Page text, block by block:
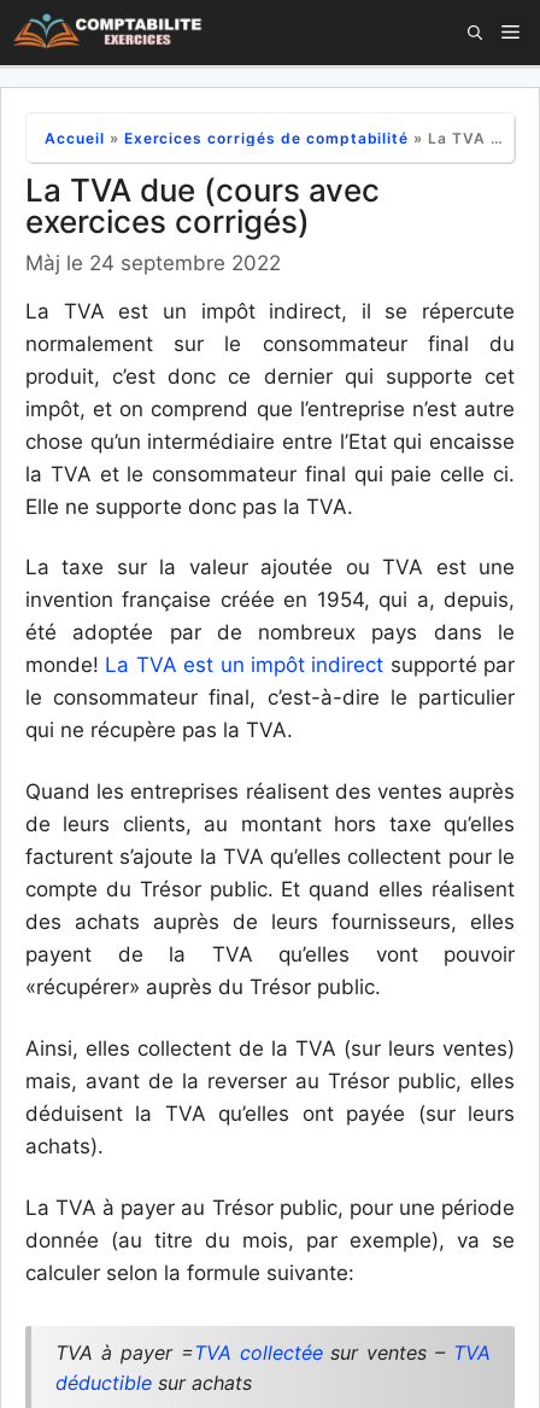
Aller
au
Accueil » Exercices corrigés de comptabilité » La TVA due (cours avec exercices corrigés)
La TVA due (cours avec
exercices corrigés)
Màj le 24 septembre 2022
La TVA est un impôt indirect, il se répercute
normalement sur le consommateur final du
produit, c’est donc ce dernier qui supporte cet
impôt, et on comprend que l’entreprise n’est autre
chose qu’un intermédiaire entre l’Etat qui encaisse
la TVA et le consommateur final qui paie celle ci.
Elle ne supporte donc pas la TVA.
La taxe sur la valeur ajoutée ou TVA est une
invention française créée en 1954, qui a, depuis,
été adoptée par de nombreux pays dans le
monde! La TVA est un impôt indirect supporté par
le consommateur final, c’est-à-dire le particulier
qui ne récupère pas la TVA.
Quand les entreprises réalisent des ventes auprès
de leurs clients, au montant hors taxe qu’elles
facturent s’ajoute la TVA qu’elles collectent pour le
compte du Trésor public. Et quand elles réalisent
des achats auprès de leurs fournisseurs, elles
payent de la TVA qu’elles vont pouvoir
«récupérer» auprès du Trésor public.
Ainsi, elles collectent de la TVA (sur leurs ventes)
mais, avant de la reverser au Trésor public, elles
déduisent la TVA qu’elles ont payée (sur leurs
achats).
La TVA à payer au Trésor public, pour une période
donnée (au titre du mois, par exemple), va se
calculer selon la formule suivante:
TVA à payer =TVA collectéesur ventes – TVA
déductible sur achats